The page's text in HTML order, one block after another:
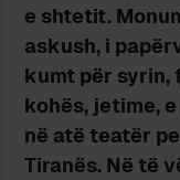
e shtetit.
askush, i
kumt për syrin,
kohës, jetime,
në atë teatër
Tiranës. Në të